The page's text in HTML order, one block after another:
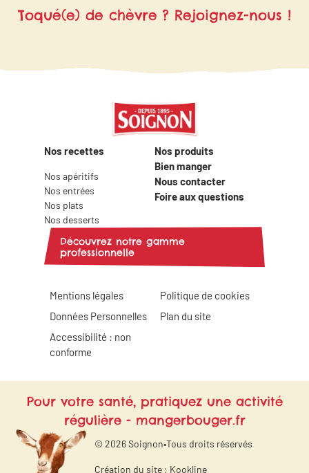
Toqué(e) de chèvre ? Rejoignez-nous !
Nos recettes
Nos apéritifs
Nos entrées
Nos plats
Nos desserts
Nos produits
Bien manger
Nous contacter
Foire aux questions
Découvrez notre gamme
professionnelle
Mentions légales
Politique de cookies
Données Personnelles
Plan du site
Accessibilité : non
conforme
Pour votre santé, pratiquez une activité
régulière - mangerbouger.fr
© 2026 Soignon•Tous droits réservés
Création du site : Kookline